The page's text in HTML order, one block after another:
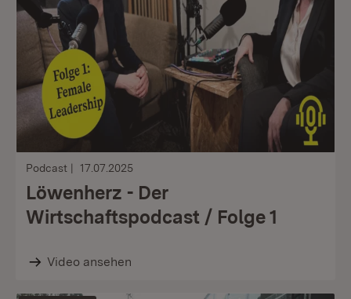
Podcast 17.07.2025
Löwenherz - Der
Wirtschaftspodcast / Folge 1
Video ansehen